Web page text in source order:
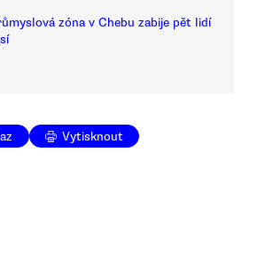
zóna v Chebu zabije pět lidí
Vytisknout